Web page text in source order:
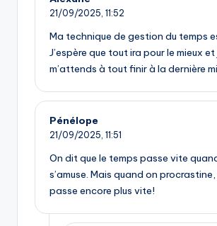
21/09/2025, 11:52
Ma technique de gestion du temps
J’espère que tout ira pour le mieux et
m’attends à tout finir à la dernière
Pénélope
21/09/2025, 11:51
On dit que le temps passe vite
s’amuse. Mais quand on
passe encore plus vite!